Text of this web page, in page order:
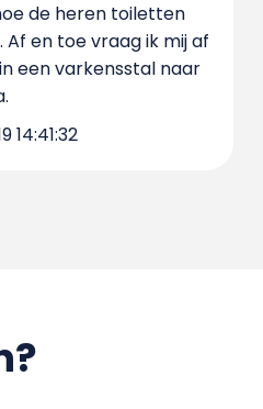
de heren toiletten
Af en toe vraag ik mij af
een varkensstal naar
14:41:32